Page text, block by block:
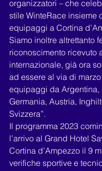
organizzatori – che
stile WinteRace insieme
equipaggi a Cortina
Siamo inoltre altrettanto
riconoscimento ricevuto
internazionale, già ora
ad essere al via di
equipaggi da Argentina,
Germania, Austria,
Svizzera”.
Il programma 2023
l’arrivo al Grand Hotel
Cortina d’Ampezzo il 9
verifiche sportive e